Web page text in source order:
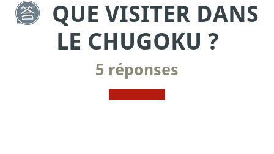
QUE VISITER DANS
LE CHUGOKU ?
5 réponses